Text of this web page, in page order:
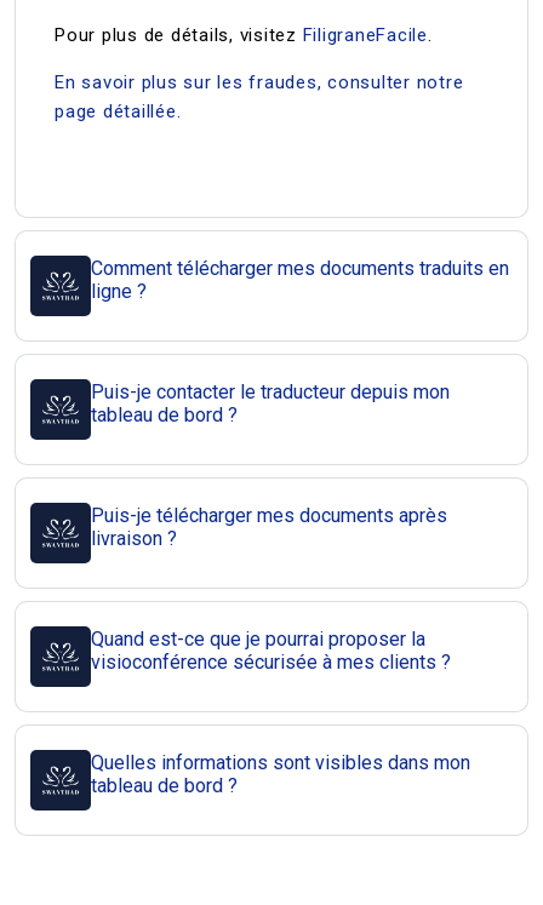
Pour plus de détails, visitez FiligraneFacile.
En savoir plus sur les fraudes, consulter notre
page détaillée.
Comment télécharger mes documents traduits en
ligne ?
Puis-je contacter le traducteur depuis mon
tableau de bord ?
Puis-je télécharger mes documents après
livraison ?
Quand est-ce que je pourrai proposer la
visioconférence sécurisée à mes clients ?
Quelles informations sont visibles dans mon
tableau de bord ?